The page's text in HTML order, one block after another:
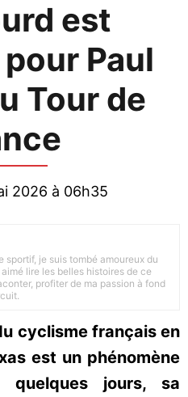
est
Paul
Tour de
2026 à 06h35
je suis tombé amoureux du
lire les belles histoires de ce
profiter de ma passion à fond
cyclisme français en
est un phénomène
jours, sa